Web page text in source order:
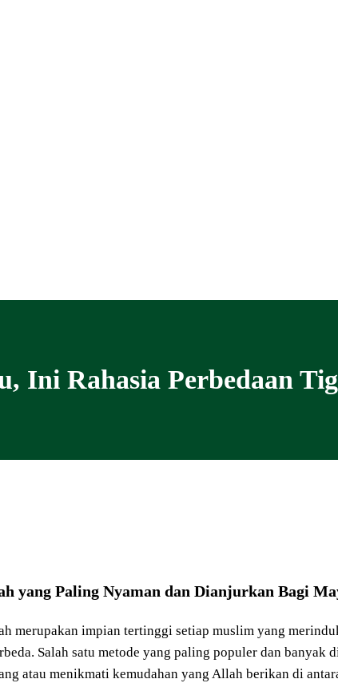
Ini Rahasia Perbedaan
yang Paling Nyaman dan Dianjurkan Bagi
merupakan impian tertinggi setiap muslim yang
Salah satu metode yang paling populer dan banyak
atau menikmati kemudahan yang Allah berikan di